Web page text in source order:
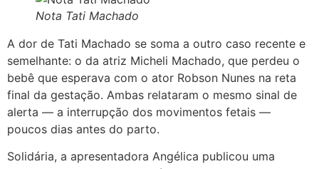
Nota Tati Machado
A dor de Tati Machado se soma a outro caso recente e
semelhante: o da atriz Micheli Machado, que perdeu o
bebê que esperava com o ator Robson Nunes na reta
final da gestação. Ambas relataram o mesmo sinal de
alerta — a interrupção dos movimentos fetais —
poucos dias antes do parto.
Solidária, a apresentadora Angélica publicou uma